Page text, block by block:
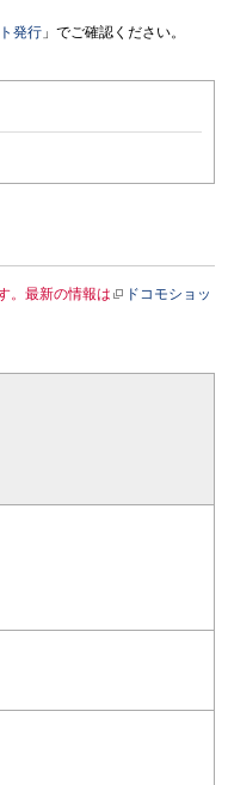
発行 」でご確認ください。
。最新の情報は
ドコモショッ